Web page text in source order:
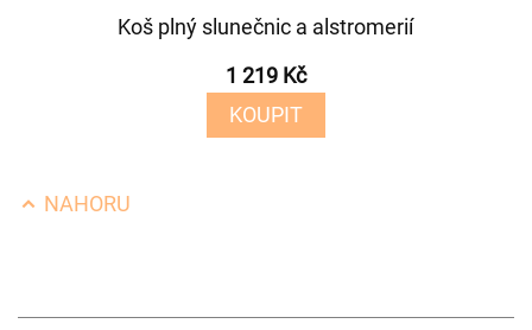
Koš plný slunečnic a alstromerií
1 219 Kč
KOUPIT
NAHORU